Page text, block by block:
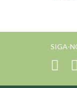
SIGA-